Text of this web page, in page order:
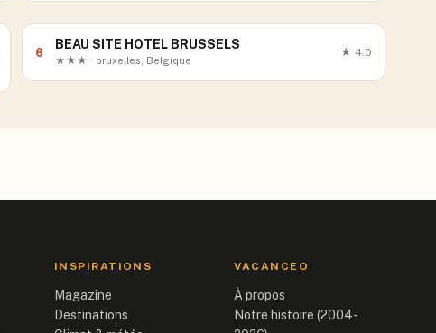
6
BEAU SITE HOTEL BRUSSELS
★★★ · bruxelles, Belgique
★ 4.0
INSPIRATIONS
Magazine
Destinations
VACANCEO
À propos
Notre histoire (2004-